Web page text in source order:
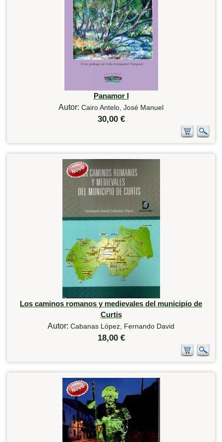
Panamor I
Autor: Cairo Antelo, José Manuel
30,00 €
Los caminos romanos y medievales del municipio de
Curtis
Autor: Cabanas López, Fernando David
18,00 €